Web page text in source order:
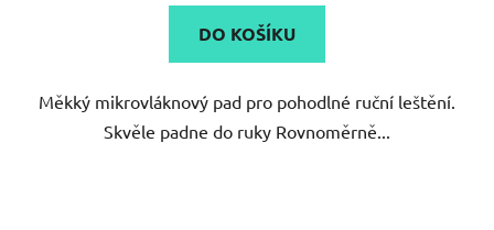
5,0
z
hvězdiček.
DO KOŠÍKU
Měkký mikrovláknový pad pro pohodlné ruční leštění.
Skvěle padne do ruky Rovnoměrně...